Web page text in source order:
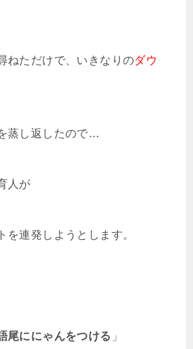
ねただけで、いきなりのダウ
蒸し返したので…
人が
を連発しようとします。
尾ににゃんをつける 」